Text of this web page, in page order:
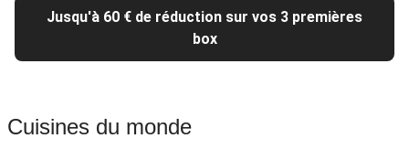
Jusqu'à 60 € de réduction sur vos 3 premières
box
Cuisines du monde